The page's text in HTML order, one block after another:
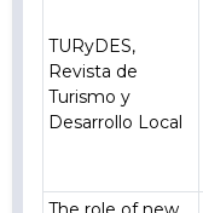
TURyDES,
Revista de
Turismo y
Desarrollo Local